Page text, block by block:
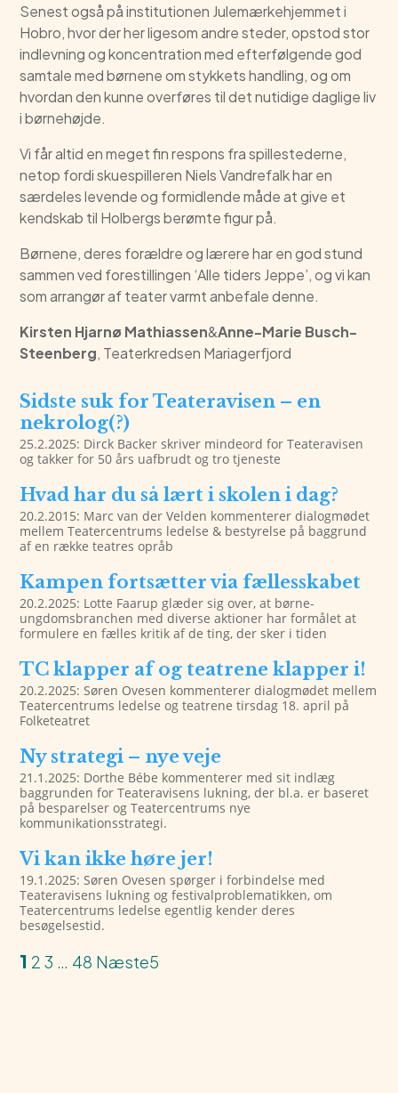
Senest også på institutionen Julemærkehjemmet i
Hobro, hvor der her ligesom andre steder, opstod stor
indlevning og koncentration med efterfølgende god
samtale med børnene om stykkets handling, og om
hvordan den kunne overføres til det nutidige daglige liv
i børnehøjde.
Vi får altid en meget fin respons fra spillestederne,
netop fordi skuespilleren Niels Vandrefalk har en
særdeles levende og formidlende måde at give et
kendskab til Holbergs berømte figur på.
Børnene, deres forældre og lærere har en god stund
sammen ved forestillingen ‘Alle tiders Jeppe’, og vi kan
som arrangør af teater varmt anbefale denne.
Kirsten Hjarnø Mathiassen&Anne-Marie Busch-
Steenberg, Teaterkredsen Mariagerfjord
Sidste suk for Teateravisen – en
nekrolog(?)
25.2.2025: Dirck Backer skriver mindeord for Teateravisen
og takker for 50 års uafbrudt og tro tjeneste
Hvad har du så lært i skolen i dag?
20.2.2015: Marc van der Velden kommenterer dialogmødet
mellem Teatercentrums ledelse & bestyrelse på baggrund
af en række teatres opråb
Kampen fortsætter via fællesskabet
20.2.2025: Lotte Faarup glæder sig over, at børne-
ungdomsbranchen med diverse aktioner har formålet at
formulere en fælles kritik af de ting, der sker i tiden
TC klapper af og teatrene klapper i!
20.2.2025: Søren Ovesen kommenterer dialogmødet mellem
Teatercentrums ledelse og teatrene tirsdag 18. april på
Folketeatret
Ny strategi – nye veje
21.1.2025: Dorthe Bébe kommenterer med sit indlæg
baggrunden for Teateravisens lukning, der bl.a. er baseret
på besparelser og Teatercentrums nye
kommunikationsstrategi.
Vi kan ikke høre jer!
19.1.2025: Søren Ovesen spørger i forbindelse med
Teateravisens lukning og festivalproblematikken, om
Teatercentrums ledelse egentlig kender deres
besøgelsestid.
1 2 3 … 48 Næste